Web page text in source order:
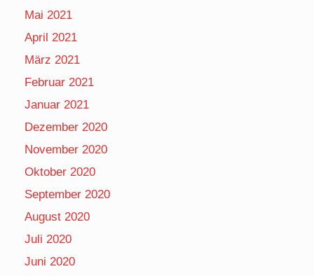
Mai 2021
April 2021
März 2021
Februar 2021
Januar 2021
Dezember 2020
November 2020
Oktober 2020
September 2020
August 2020
Juli 2020
Juni 2020